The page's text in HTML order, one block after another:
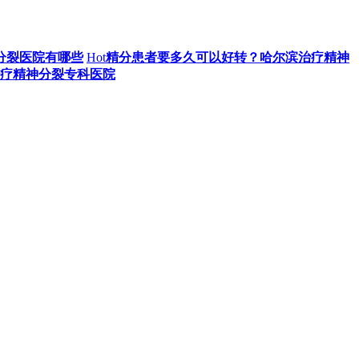
裂医院有哪些 Hot精分患者要多久可以好转？哈尔滨治疗精神
精神分裂专科医院